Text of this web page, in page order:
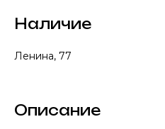
Наличие
Ленина, 77
Описание